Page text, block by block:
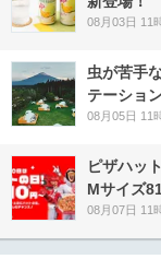
08月03日 11
虫が苦手
テーショ
08月05日 11
ピザハッ
Mサイズ
08月07日 11